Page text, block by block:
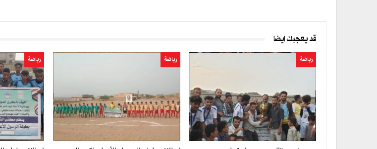
قد يعجبك ايضا
رياضة رياضة رياضة